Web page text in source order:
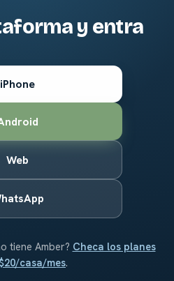
y entra
iPhone
Web
tiene Amber? Checa los planes
casa/mes.